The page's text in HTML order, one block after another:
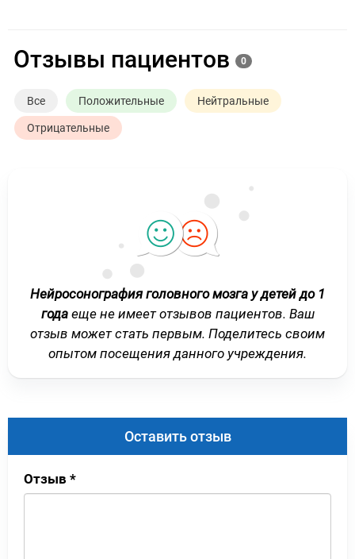
Отзывы пациентов 0
Все Положительные Нейтральные
Отрицательные
Нейросонография головного мозга у детей до 1
годаеще не имеет отзывов пациентов. Ваш
отзыв может стать первым. Поделитесь своим
опытом посещения данного учреждения.
Оставить отзыв
Отзыв *